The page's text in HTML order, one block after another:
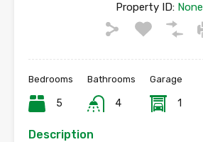
Property ID:None
Bedrooms
5
Bathrooms
4
Garage
1
Description